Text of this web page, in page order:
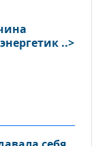
..>